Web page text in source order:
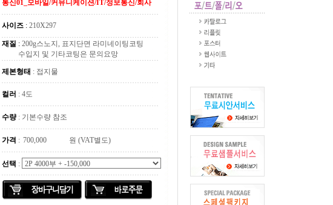
통신01_모바일/커뮤니케이션/IT/정보통신/회사
사이즈 : 210X297
재질 : 200g스노지, 표지단면 라미네이팅코팅
수입지 및 기타코팅은 문의요망
제본형태 : 접지물
컬러 : 4도
수량: 기본수량 참조
가격 : 원 (VAT별도)
선택 :